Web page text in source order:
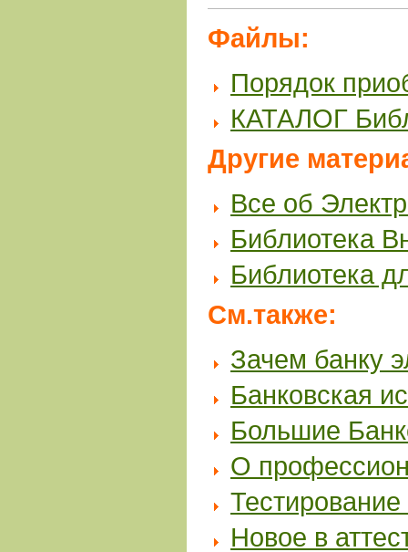
Файлы:
Порядок
КАТАЛОГ
Другие
Все об
Библиотека
Библиотека
См.также:
Зачем банку
Банковская
Большие
О
Новое в